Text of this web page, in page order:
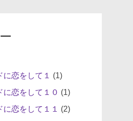
恋をして１
(1)
に恋をして１０ (1)
恋をして１１
(2)